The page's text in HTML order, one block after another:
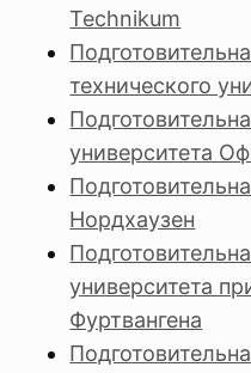
Technikum
технического
университета
Нордхаузен
университета
Фуртвангена